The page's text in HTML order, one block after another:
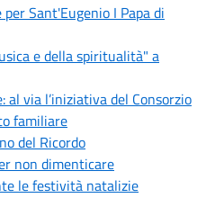
Sant'Eugenio I Papa di
e della spiritualità" a
al via l’iniziativa del Consorzio
familiare
del Ricordo
non dimenticare
le festività natalizie